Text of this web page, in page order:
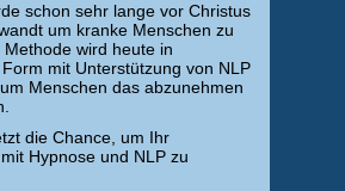
schon sehr lange vor Christus
um kranke Menschen zu
Methode wird heute in
mit Unterstützung von NLP
Menschen das abzunehmen
die Chance, um Ihr
Hypnose und NLP zu